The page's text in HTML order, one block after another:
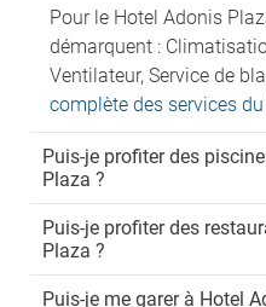
Pour le Hotel Adonis
démarquent :
Ventilateur, Service de
complète des services
Puis-je profiter des
Plaza ?
Puis-je profiter des
Plaza ?
Puis-je me garer à Hotel